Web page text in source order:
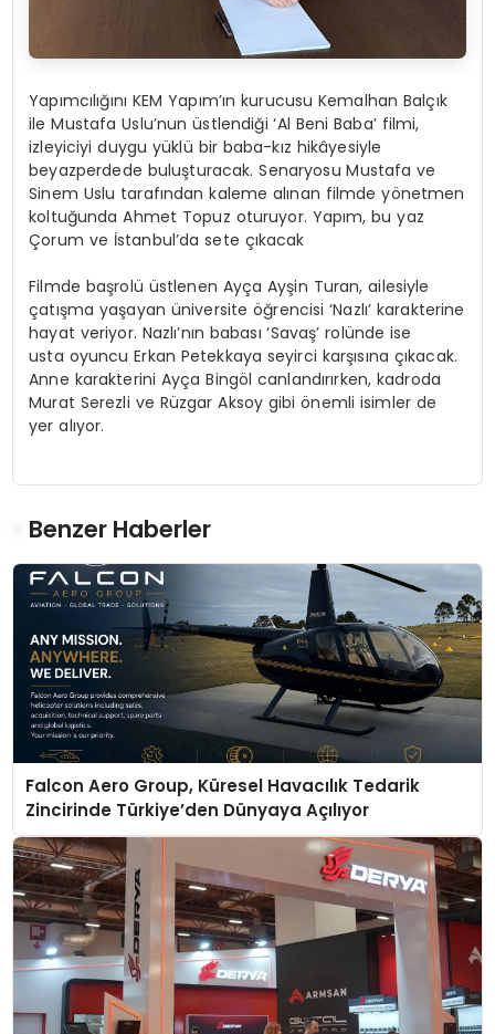
Yapımcılığını KEM Yapım’ın kurucusu Kemalhan Balçık
ile Mustafa Uslu’nun üstlendiği ‘Al Beni Baba’ filmi,
izleyiciyi duygu yüklü bir baba-kız hikâyesiyle
beyazperdede buluşturacak. Senaryosu Mustafa ve
Sinem Uslu tarafından kaleme alınan filmde yönetmen
koltuğunda Ahmet Topuz oturuyor. Yapım, bu yaz
Çorum ve İstanbul’da sete çıkacak
Filmde başrolü üstlenen Ayça Ayşin Turan, ailesiyle
çatışma yaşayan üniversite öğrencisi ‘Nazlı’ karakterine
hayat veriyor. Nazlı’nın babası ‘Savaş’ rolünde ise
usta oyuncu Erkan Petekkaya seyirci karşısına çıkacak.
Anne karakterini Ayça Bingöl canlandırırken, kadroda
Murat Serezli ve Rüzgar Aksoy gibi önemli isimler de
yer alıyor.
Benzer Haberler
Falcon Aero Group, Küresel Havacılık Tedarik
Zincirinde Türkiye’den Dünyaya Açılıyor